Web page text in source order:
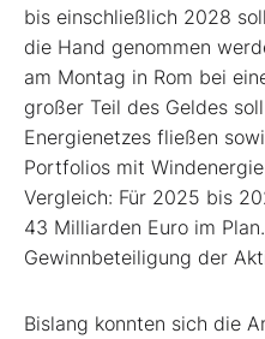
bis einschließlich 2028
die Hand genommen
am Montag in Rom bei
großer Teil des Geldes
Energienetzes fließen
Portfolios mit
Vergleich: Für 2025 bis
43 Milliarden Euro im
Gewinnbeteiligung der
Bislang konnten sich die